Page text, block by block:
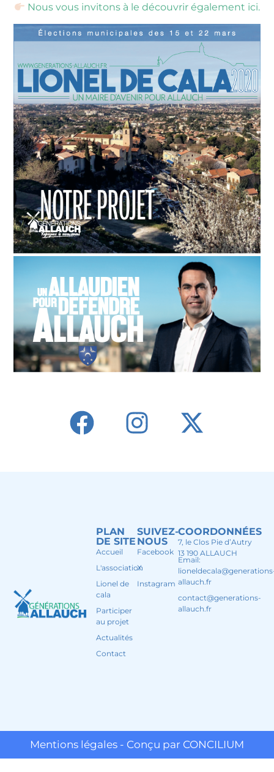
Nous vous invitons à le découvrir également ici.
SUIVEZ-
NOUS
Facebook
X
Instagram
PLAN
DE SITE
Accueil
L'association
Lionel de
cala
Participer
au projet
Actualités
Contact
COORDONNÉES
7, le Clos Pie d’Autry
13 190 ALLAUCH
Email:
allauch.fr
contact@generations-
allauch.fr
Mentions légales - Conçu par CONCILIUM